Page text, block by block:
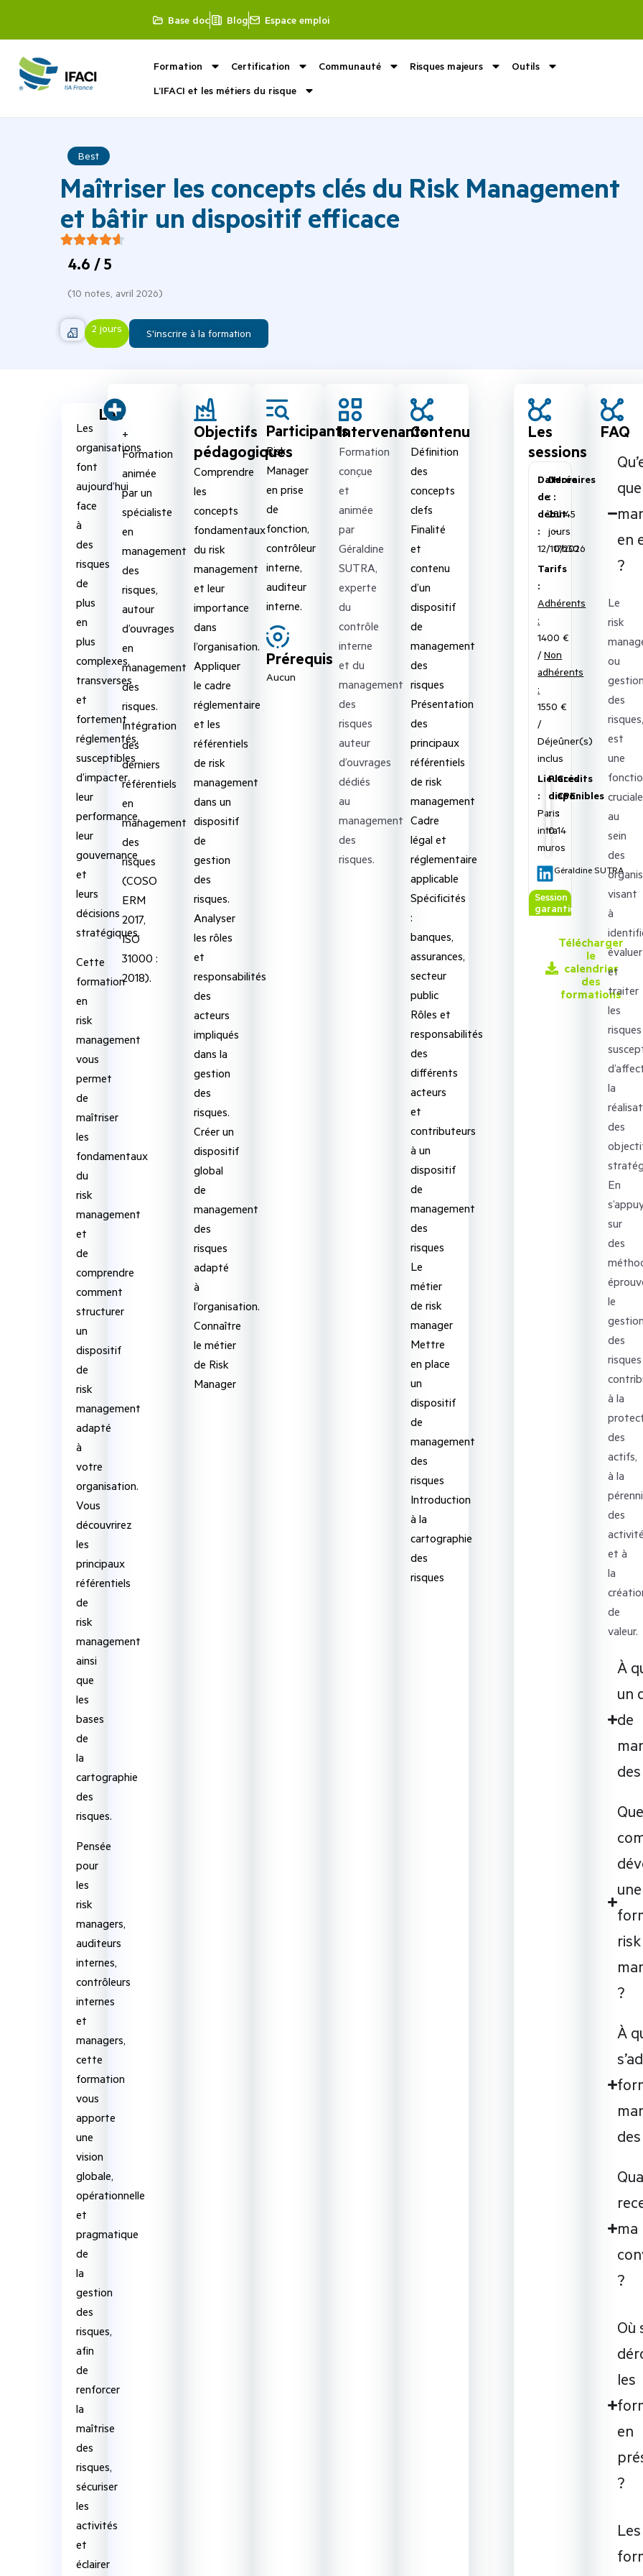
Base doc Blog Espace emploi
Formation Certification Communauté Risques majeurs
Outils
L’IFACI et les métiers du risque
Best
Maîtriser les concepts clés du Risk Management
et bâtir un dispositif efficace
4.6 / 5
(10 notes, avril 2026)
2 jours S'inscrire à la formation
Les
organisations
font
aujourd’hui
face
à
des
risques
de
plus
en
plus
complexes,
transverses
et
fortement
réglementés,
susceptibles
d’impacter
leur
performance,
leur
gouvernance
et
leurs
décisions
stratégiques.
Cette
formation
en
risk
management
vous
permet
de
maîtriser
les
fondamentaux
du
risk
management
et
de
comprendre
comment
structurer
un
dispositif
de
risk
management
adapté
à
votre
organisation.
Vous
découvrirez
les
principaux
référentiels
de
risk
management
ainsi
que
les
bases
de
la
cartographie
des
risques.
Pensée
pour
les
risk
managers,
auditeurs
internes,
contrôleurs
internes
et
managers,
cette
formation
vous
apporte
une
vision
globale,
opérationnelle
et
pragmatique
de
la
gestion
des
risques,
afin
de
renforcer
la
maîtrise
des
risques,
sécuriser
les
activités
et
éclairer
Les
+
Formation
animée
par un
spécialiste
en
management
des
risques,
autour
d’ouvrages
en
management
des
risques.
Intégration
des
derniers
référentiels
en
management
des
risques
(COSO
ERM
2017,
ISO
31000 :
2018).
Objectifs
pédagogiques
Comprendre
les
concepts
fondamentaux
du risk
management
et leur
importance
dans
l’organisation.
Appliquer
le cadre
réglementaire
et les
référentiels
de risk
management
dans un
dispositif
de
gestion
des
risques.
Analyser
les rôles
et
responsabilités
des
acteurs
impliqués
dans la
gestion
des
risques.
Créer un
dispositif
global
de
management
des
risques
adapté
à
l’organisation.
Connaître
le métier
de Risk
Manager
Participants
Risk
Manager
en prise
de
fonction,
contrôleur
interne,
auditeur
interne.
Prérequis
Aucun
Intervenants
Formation
conçue
et
animée
par
Géraldine
SUTRA,
experte
du
contrôle
interne
et du
management
des
risques
auteur
d’ouvrages
dédiés
au
management
des
risques.
Contenu
Définition
des
concepts
clefs
Finalité
et
contenu
d’un
dispositif
de
management
des
risques
Présentation
des
principaux
référentiels
de risk
management
Cadre
légal et
réglementaire
applicable
Spécificités
:
banques,
assurances,
secteur
public
Rôles et
responsabilités
des
différents
acteurs
et
contributeurs
à un
dispositif
de
management
des
risques
Le
métier
de risk
manager
Mettre
en place
un
dispositif
de
management
des
risques
Introduction
à la
cartographie
des
risques
Les
sessions
Date
de
début
:
12/10/2026
Durée
:
2
jours
Horaires
:
8h45
–
17h30
Tarifs
:
Adhérents
:
1400 €
/Non
adhérents
:
1550 €
/
Déjeûner(s)
inclus
Lieu
:
Paris
intra
muros
Places
disponibles
:
0
Crédits
CPE
:
14
Géraldine SUTRA
Session
garantie
Télécharger
le
calendrier
des
formations
FAQ
en
?
Le
risk
ou
gestion
des
risques,
est
une
cruciale
au
sein
des
visant
à
évaluer
et
traiter
les
risques
la
des
En
sur
des
le
des
risques
à la
des
actifs,
à la
des
et à
la
de
valeur.​
À
un
de
une
risk
?
À
ma
?
Où
les
en
?
Les